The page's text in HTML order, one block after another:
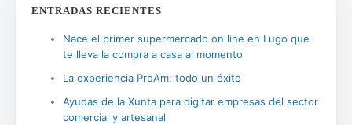
ENTRADAS RECIENTES
Nace el primer supermercado on line en Lugo que
te lleva la compra a casa al momento
La experiencia ProAm: todo un éxito
Ayudas de la Xunta para digitar empresas del sector
comercial y artesanal